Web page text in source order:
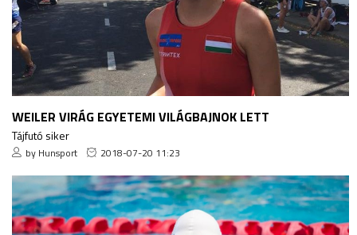
WEILER VIRÁG EGYETEMI VILÁGBAJNOK LETT
Tájfutó siker
by Hunsport 2018-07-20 11:23